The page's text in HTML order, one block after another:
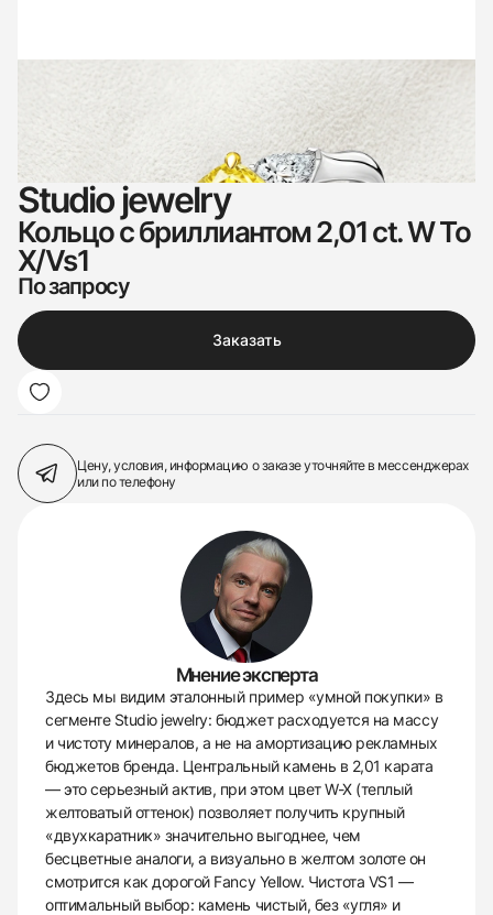
Studio jewelry
Кольцо с бриллиантом 2,01 сt. W To
X/Vs1
По запросу
Заказать
Цену, условия, информацию о заказеуточняйте в мессенджерах
или по телефону
Мнение эксперта
Здесь мы видим эталонный пример «умной покупки» в
сегменте Studio jewelry: бюджет расходуется на массу
и чистоту минералов, а не на амортизацию рекламных
бюджетов бренда. Центральный камень в 2,01 карата
— это серьезный актив, при этом цвет W-X (теплый
желтоватый оттенок) позволяет получить крупный
«двухкаратник» значительно выгоднее, чем
бесцветные аналоги, а визуально в желтом золоте он
смотрится как дорогой Fancy Yellow. Чистота VS1 —
оптимальный выбор: камень чистый, без «угля» и